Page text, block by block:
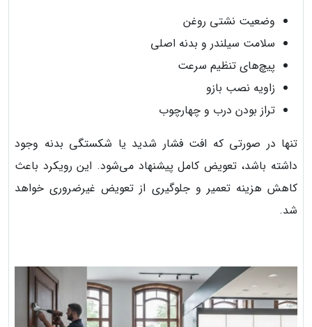
وضعیت نشتی روغن
سلامت سیلندر و بدنه اصلی
پیچ‌های تنظیم سرعت
زاویه نصب بازو
تراز بودن درب و چهارچوب
تنها در صورتی که افت فشار شدید یا شکستگی بدنه وجود
داشته باشد، تعویض کامل پیشنهاد می‌شود. این رویکرد باعث
کاهش هزینه تعمیر و جلوگیری از تعویض غیرضروری خواهد
شد.